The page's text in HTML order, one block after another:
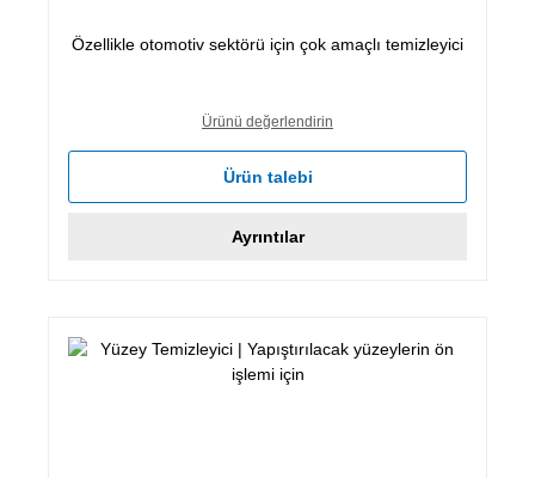
Özellikle otomotiv sektörü için çok amaçlı temizleyici
Ürünü değerlendirin
Ürün talebi
Ayrıntılar